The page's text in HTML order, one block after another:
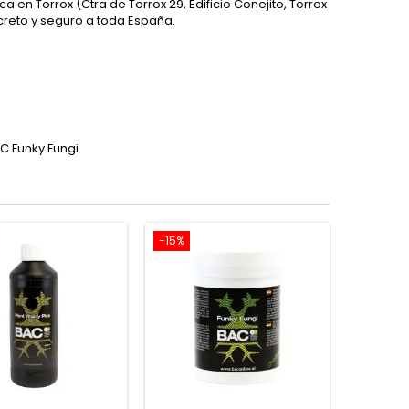
en Torrox (Ctra de Torrox 29, Edificio Conejito, Torrox
y seguro a toda España.
Fungi.
-15%